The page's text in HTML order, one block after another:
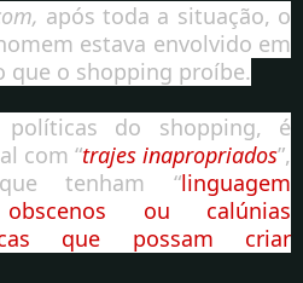
após toda a situação, o
estava envolvido em
que o shopping proíbe.
do shopping, é
com “trajes inapropriados”,
tenham “linguagem
ou calúnias
que possam criar